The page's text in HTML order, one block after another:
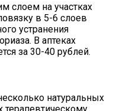
слоем на участках
в 5-6 слоев
устранения
В аптеках
за 30-40 рублей.
натуральных